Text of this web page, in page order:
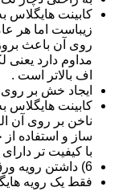
کابینت هایگلاس
زیباست اما هر
روی آن باعث
مداوم دارد یعنی
اف بالاتر است .
ایجاد خش بر
کابینت
ناخن بر روی آن
ساز و استفاده
با کیفیت تر
6) داشتن رویه ورق یک طرفه
فقط یک رویه